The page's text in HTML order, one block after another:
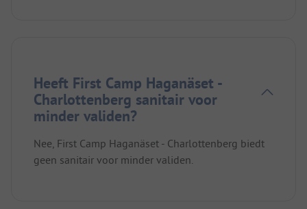
Heeft First Camp Haganäset -
Charlottenberg sanitair voor
minder validen?
Nee, First Camp Haganäset - Charlottenberg biedt
geen sanitair voor minder validen.